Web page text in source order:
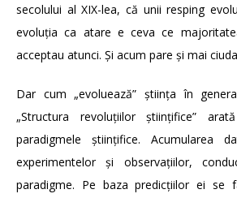
secolului al XIX-lea, că unii resping
evoluția ca atare e ceva ce
acceptau atunci. Și acum pare și mai
Dar cum „evoluează” știința în
„Structura revoluțiilor științifice”
paradigmele științifice. Acumularea
experimentelor și observațiilor,
paradigme. Pe baza predicțiilor ei se